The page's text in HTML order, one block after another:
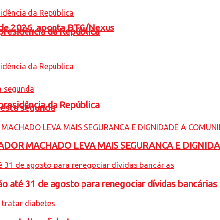
2026, aponta BTG/Nexus
da República
da República
segunda
MACHADO LEVA MAIS SEGURANCA E
até 31 de agosto para renegociar dívidas bancárias